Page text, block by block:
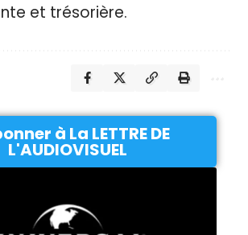
et trésorière.
à La LETTRE DE
L'AUDIOVISUEL